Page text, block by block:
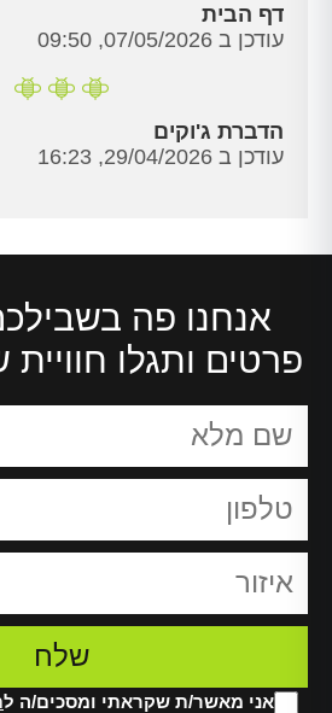
דף הבית
עודכן ב 07/05/2026, 09:50
הדברת ג'וקים
עודכן ב 29/04/2026, 16:23
אנחנו פה
פרטים ותגלו
אני מאשר/ת שקראתי ומסכים/ה ל